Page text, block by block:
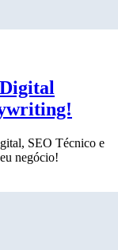
SEO Técnico e
negócio!